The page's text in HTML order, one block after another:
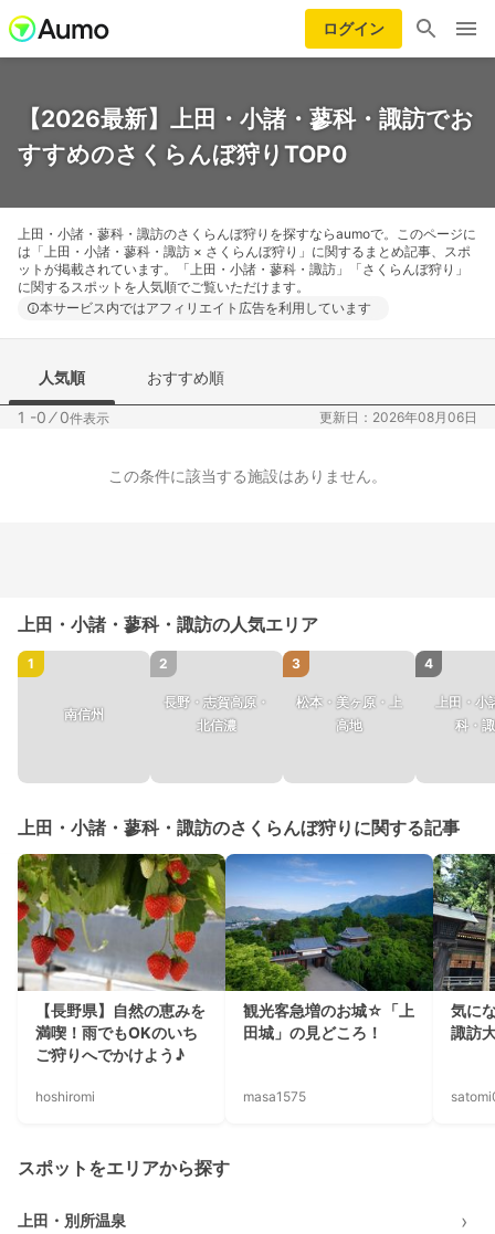
ログイン
【2026最新】上田・小諸・蓼科・諏訪でお
すすめのさくらんぼ狩りTOP0
上田・小諸・蓼科・諏訪のさくらんぼ狩りを探すならaumoで。このページに
は「上田・小諸・蓼科・諏訪 × さくらんぼ狩り」に関するまとめ記事、スポ
ットが掲載されています。「上田・小諸・蓼科・諏訪」「さくらんぼ狩り」
に関するスポットを人気順でご覧いただけます。
本サービス内ではアフィリエイト広告を利用しています
人気順 おすすめ順
1 -0 ⁄0件表示 更新日：2026年08月06日
この条件に該当する施設はありません。
上田・小諸・蓼科・諏訪の人気エリア
1
南信州
2
長野・志賀高原・
北信濃
3
松本・美ヶ原・上
高地
4
上田・小
科・
上田・小諸・蓼科・諏訪のさくらんぼ狩りに関する記事
【長野県】自然の恵みを
満喫！雨でもOKのいち
ご狩りへでかけよう♪
hoshiromi
観光客急増のお城☆「上
田城」の見どころ！
masa1575
気に
諏訪
スポットをエリアから探す
上田・別所温泉 ›